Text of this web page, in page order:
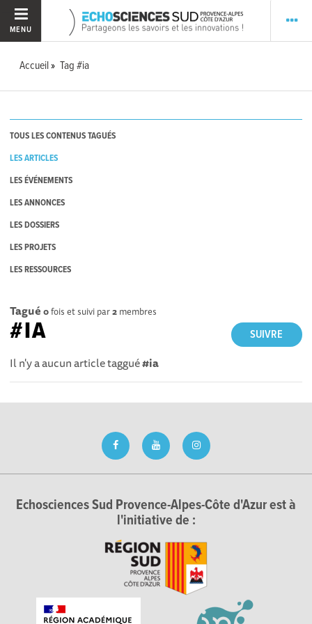
MENU
Accueil Tag #ia
TOUS LES CONTENUS TAGUÉS
LES ARTICLES
LES ÉVÉNEMENTS
LES ANNONCES
LES DOSSIERS
LES PROJETS
LES RESSOURCES
Tagué 0fois et suivi par2 membres
SUIVRE
#IA
Il n'y a aucun article taggué#ia
Echosciences Sud Provence-Alpes-Côte d'Azur est à
l'initiative de :